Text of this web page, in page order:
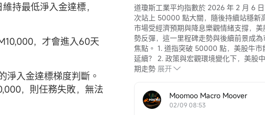
持最低淨入金達標，
，才會進入60天
淨入金達標梯度判斷。
，則任務失敗，無法
道瓊斯工業平均指數於 2026 年 2 月 6
次站上 50000 點大關，隨後持續站穩新
市場受經濟預期與降息樂觀情緒支撐，美
勢反彈，這一里程碑走勢與後續前景成為
焦點。 1. 道指突破 50000 點，美股牛市
延續？ 2. 政策與宏觀環境變化下，美股
期走勢 展开
Moomoo Macro Moover
02/09 08:53